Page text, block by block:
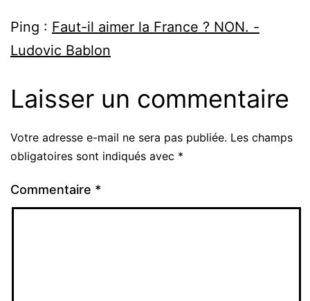
Ping : Faut-il aimer la France ? NON. -
Ludovic Bablon
Laisser un commentaire
Votre adresse e-mail ne sera pas publiée. Les champs
obligatoires sont indiqués avec *
Commentaire *